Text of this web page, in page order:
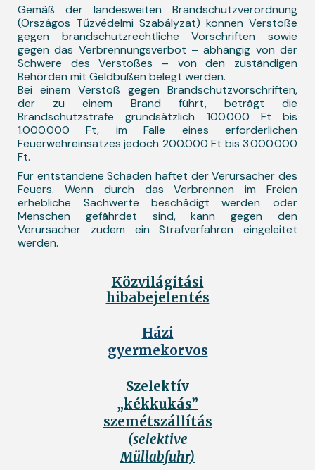
Gemäß der landesweiten Brandschutzverordnung
(Országos Tűzvédelmi Szabályzat) können Verstöße
gegen brandschutzrechtliche Vorschriften sowie
gegen das Verbrennungsverbot – abhängig von der
Schwere des Verstoßes – von den zuständigen
Behörden mit Geldbußen belegt werden.
Bei einem Verstoß gegen Brandschutzvorschriften,
der zu einem Brand führt, beträgt die
Brandschutzstrafe grundsätzlich 100.000 Ft bis
1.000.000 Ft, im Falle eines erforderlichen
Feuerwehreinsatzes jedoch 200.000 Ft bis 3.000.000
Ft.
Für entstandene Schäden haftet der Verursacher des
Feuers. Wenn durch das Verbrennen im Freien
erhebliche Sachwerte beschädigt werden oder
Menschen gefährdet sind, kann gegen den
Verursacher zudem ein Strafverfahren eingeleitet
werden.
Közvilágítási
hibabejelentés
Házi
gyermekorvos
Szelektív
„kékkukás”
szemétszállítás
(selektive
Müllabfuhr)